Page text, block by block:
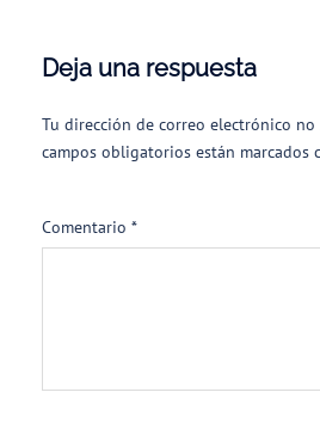
Deja una respuesta
Tu dirección de correo electrónico no
campos obligatorios están marcados
Comentario *